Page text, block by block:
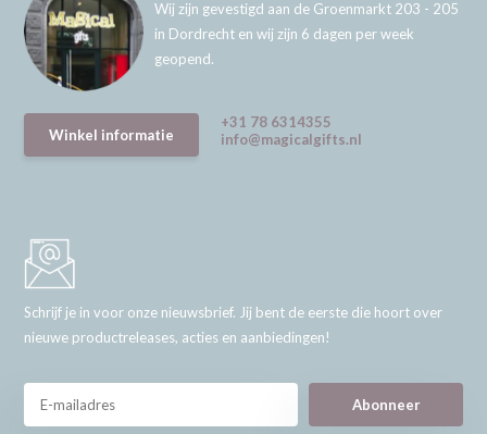
Wij zijn gevestigd aan de Groenmarkt 203 - 205
in Dordrecht en wij zijn 6 dagen per week
geopend.
Winkel informatie
+31 78 6314355
info@magicalgifts.nl
Schrijf je in voor onze nieuwsbrief. Jij bent de eerste die hoort over
nieuwe productreleases, acties en aanbiedingen!
Abonneer